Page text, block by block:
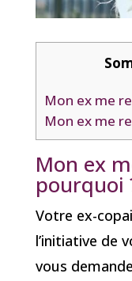
Mon ex me
Mon ex me
Mon ex
pourquoi
Votre ex-
l’initiative de
vous